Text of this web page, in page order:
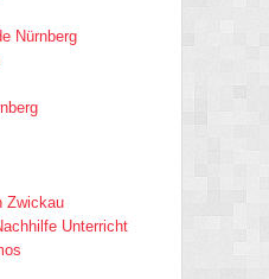
Nürnberg
Zwickau
Unterricht